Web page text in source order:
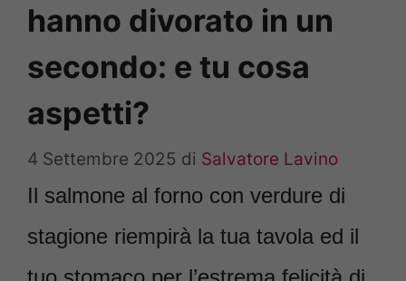
hanno divorato in un
secondo: e tu cosa
aspetti?
4 Settembre 2025 di Salvatore Lavino
Il salmone al forno con verdure di
stagione riempirà la tua tavola ed il